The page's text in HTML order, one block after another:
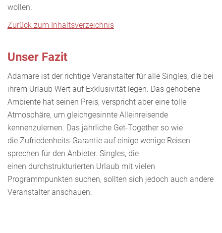
wollen.
Zurück zum Inhaltsverzeichnis
Unser Fazit
Adamare ist der richtige Veranstalter für alle Singles, die bei
ihrem Urlaub Wert auf Exklusivität legen. Das gehobene
Ambiente hat seinen Preis, verspricht aber eine tolle
Atmosphäre, um gleichgesinnte Alleinreisende
kennenzulernen. Das jährliche Get-Together so wie
die Zufriedenheits-Garantie auf einige wenige Reisen
sprechen für den Anbieter. Singles, die
einen durchstrukturierten Urlaub mit vielen
Programmpunkten suchen, sollten sich jedoch auch andere
Veranstalter anschauen.